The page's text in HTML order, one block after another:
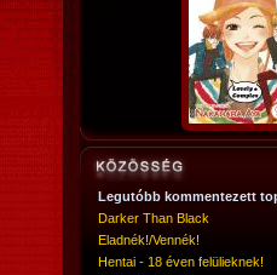
Legutóbb kommentezett
Darker Than Black
Eladnék!/Vennék!
Hentai - 18 éven felülieknek!